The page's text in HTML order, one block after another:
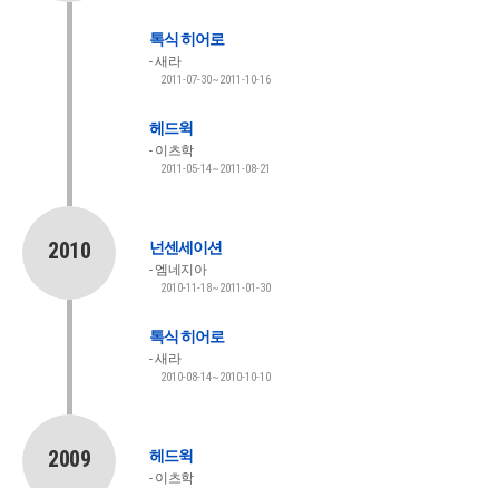
톡식 히어로
새라
2011-07-30~2011-10-16
헤드윅
이츠학
2011-05-14~2011-08-21
2010 넌센세이션
엠네지아
2010-11-18~2011-01-30
톡식 히어로
새라
2010-08-14~2010-10-10
2009 헤드윅
이츠학